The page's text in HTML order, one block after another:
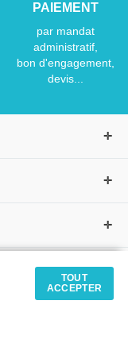
PAIEMENT
par mandat
administratif,
bon d'engagement,
devis...
TOUT
ACCEPTER